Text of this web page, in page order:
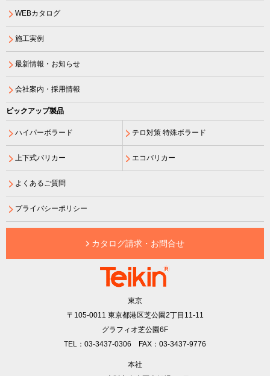
WEBカタログ
施工実例
最新情報・お知らせ
会社案内・採用情報
ピックアップ製品
ハイパーボラード テロ対策 特殊ボラード
上下式バリカー エコバリカー
よくあるご質問
プライバシーポリシー
カタログ請求・お問合せ
東京
〒105-0011 東京都港区芝公園2丁目11-11
グラフィオ芝公園6F
TEL：03-3437-0306 FAX：03-3437-9776
本社